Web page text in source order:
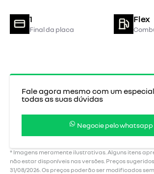
1
Final da placa
Flex
Fale agora mesmo com um
todas as suas dúvidas
Negocie pelo whatsapp
* Imagens meramente ilustrativas. Alguns itens
não estar disponíveis nas versões. Preços
31/08/2026. Os preços poderão ser modificados